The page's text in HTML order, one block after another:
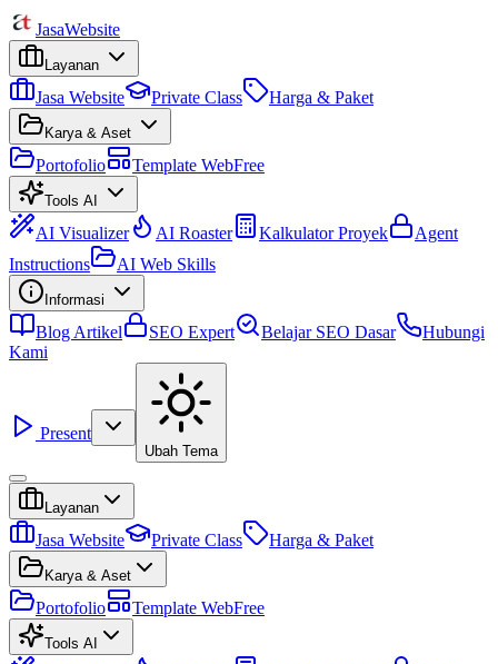
JasaWebsite
Layanan
Jasa Website Private Class Harga & Paket
Karya & Aset
Portofolio Template WebFree
Tools AI
AI Visualizer AI Roaster Kalkulator Proyek
Agent
Instructions
AI Web Skills
Informasi
Blog Artikel SEO Expert Belajar SEO Dasar
Hubungi
Kami
Present
Ubah Tema
Layanan
Jasa Website Private Class Harga & Paket
Karya & Aset
Portofolio Template WebFree
Tools AI